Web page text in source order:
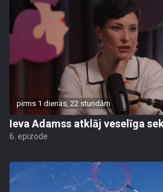
pirms 1 dienas, 22 stundām
Ieva Adamss atklāj veselīga
6. epizode